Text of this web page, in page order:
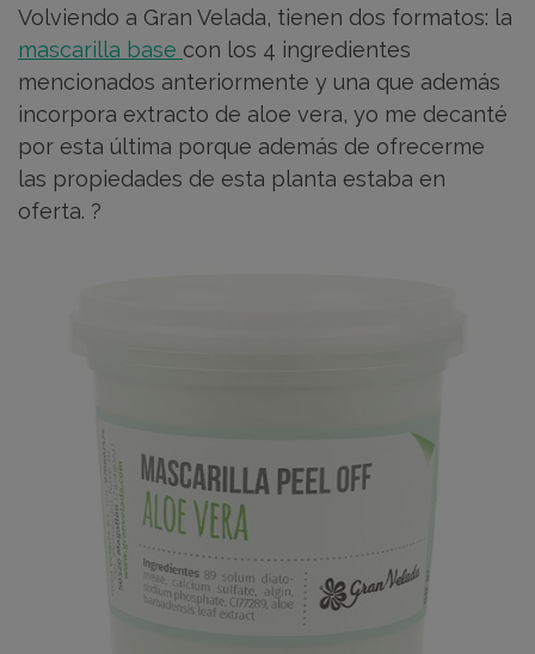
Volviendo a Gran Velada, tienen dos formatos: la
mascarilla base con los 4 ingredientes
mencionados anteriormente y una que además
incorpora extracto de aloe vera, yo me decanté
por esta última porque además de ofrecerme
las propiedades de esta planta estaba en
oferta. ?